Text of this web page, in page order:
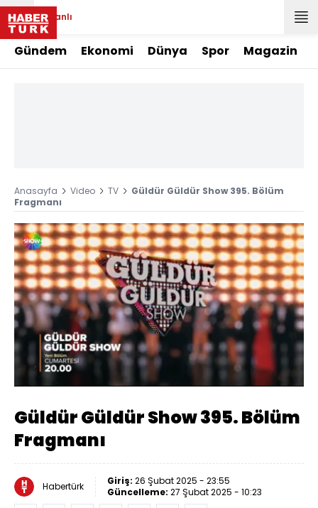
Canlı
Gündem Ekonomi Dünya Spor Magazin
Anasayfa Video TV
Güldür Güldür Show 395. Bölüm
Fragmanı
Sesi
Aç
Yüklendi
77.22%
Oynatma
Hızı
Güldür Güldür Show 395. Bölüm
Fragmanı
Habertürk Giriş: 26 Şubat 2025 - 23:55
Güncelleme: 27 Şubat 2025 - 10:23